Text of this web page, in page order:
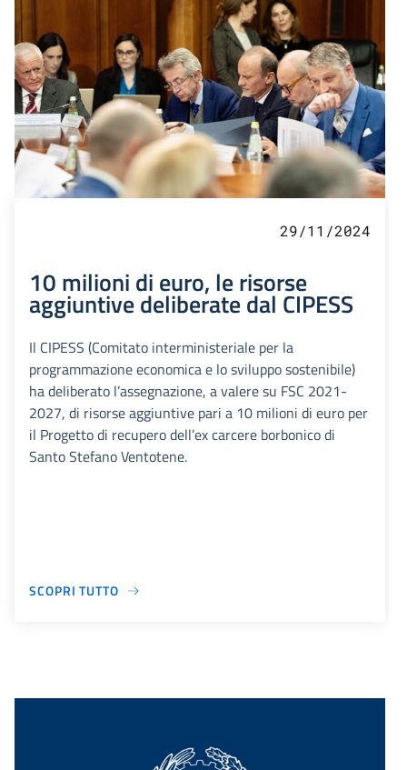
29/11/2024
10 milioni di euro, le risorse
aggiuntive deliberate dal CIPESS
Il CIPESS (Comitato interministeriale per la
programmazione economica e lo sviluppo sostenibile)
ha deliberato l’assegnazione, a valere su FSC 2021-
2027, di risorse aggiuntive pari a 10 milioni di euro per
il Progetto di recupero dell’ex carcere borbonico di
Santo Stefano Ventotene.
SCOPRI TUTTO